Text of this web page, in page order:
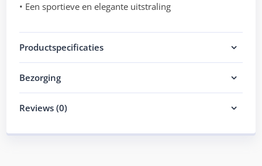
• Een sportieve en elegante uitstraling
Productspecificaties
Bezorging
Reviews (0)